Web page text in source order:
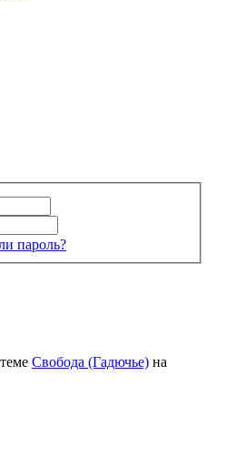
пароль?
Свобода (Гадючье) на